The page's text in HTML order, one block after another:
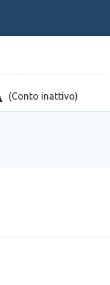
(Conto inattivo)